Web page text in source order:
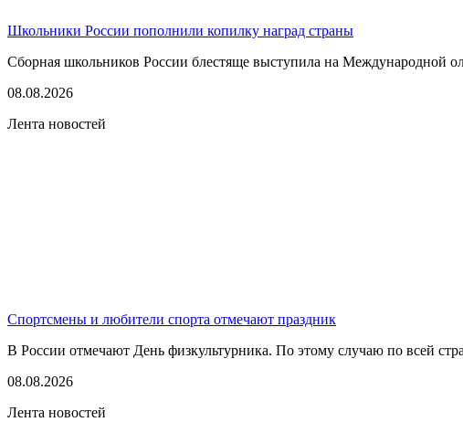
Школьники России пополнили копилку наград страны
Сборная школьников России блестяще выступила на Международной
08.08.2026
Лента новостей
Спортсмены и любители спорта отмечают праздник
В России отмечают День физкультурника. По этому случаю по всей
08.08.2026
Лента новостей